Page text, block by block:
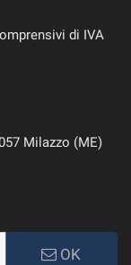
di IVA
Milazzo (ME)
OK